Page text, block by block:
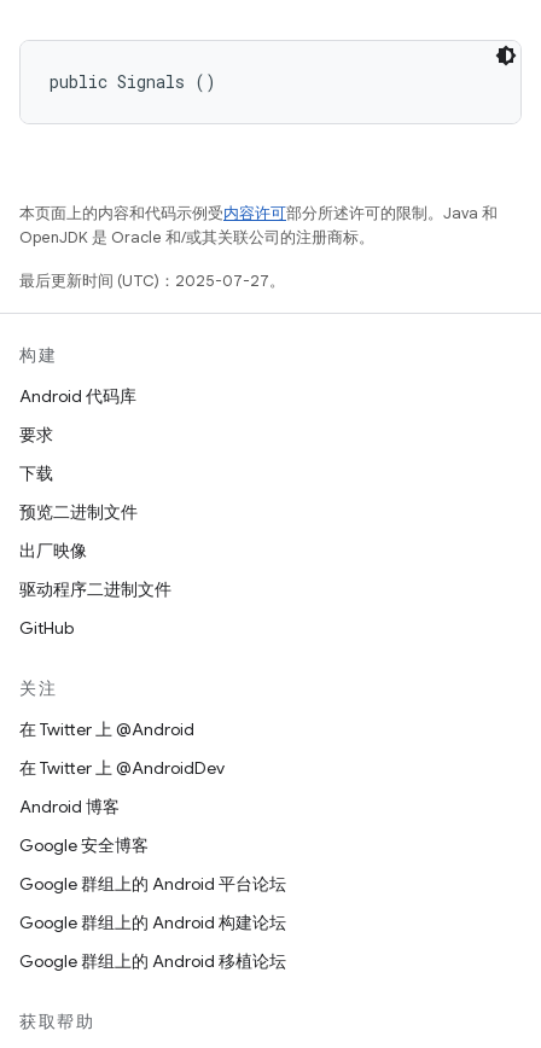
public Signals ()
本页面上的内容和代码示例受内容许可部分所述许可的限制。Java 和
OpenJDK 是 Oracle 和/或其关联公司的注册商标。
最后更新时间 (UTC)：2025-07-27。
构建
Android 代码库
要求
下载
预览二进制文件
出厂映像
驱动程序二进制文件
GitHub
关注
在 Twitter 上 @Android
在 Twitter 上 @AndroidDev
Android 博客
Google 安全博客
Google 群组上的 Android 平台论坛
Google 群组上的 Android 构建论坛
Google 群组上的 Android 移植论坛
获取帮助